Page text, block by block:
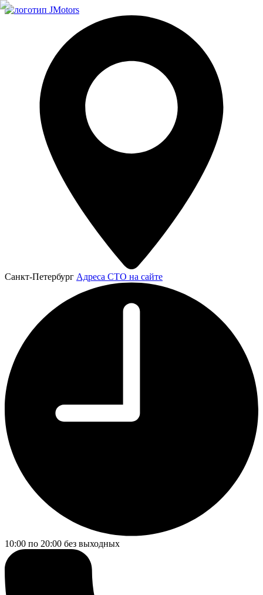
Санкт-Петербург Адреса СТО на сайте
10:00 по 20:00 без выходных